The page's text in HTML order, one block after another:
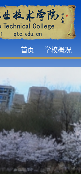
首页 学校概况